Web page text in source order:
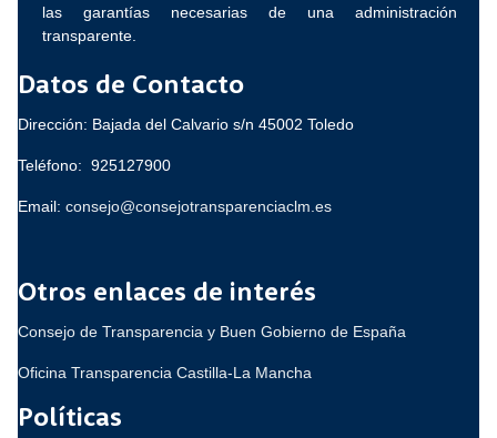
las garantías necesarias de una administración
transparente.
Datos de Contacto
Dirección: Bajada del Calvario s/n 45002 Toledo
Teléfono: 925127900
Email: consejo@consejotransparenciaclm.es
Otros enlaces de interés
Consejo de Transparencia y Buen Gobierno de España
Oficina Transparencia Castilla-La Mancha
Políticas